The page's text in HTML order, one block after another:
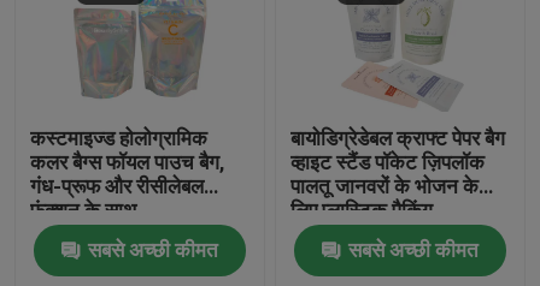
कस्टमाइज्ड होलोग्रामिक
कलर बैग्स फॉयल पाउच बैग,
गंध-प्रूफ और रीसीलेबल
फंक्शन के साथ
सबसे अच्छी कीमत
बायोडिग्रेडेबल क्राफ्ट पेपर बैग
व्हाइट स्टैंड पॉकेट ज़िपलॉक
पालतू जानवरों के भोजन के
लिए प्लास्टिक पैकिंग
कंपोस्टेबल
सबसे अच्छी कीमत